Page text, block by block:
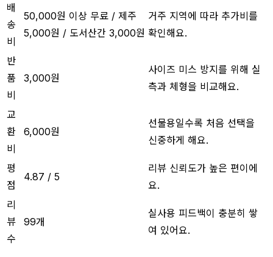
배
송
비
50,000원 이상 무료 / 제주
5,000원 / 도서산간 3,000원
거주 지역에 따라 추가비를
확인해요.
반
품
비
3,000원
사이즈 미스 방지를 위해 실
측과 체형을 비교해요.
교
환
비
6,000원
선물용일수록 처음 선택을
신중하게 해요.
평
점
4.87 / 5
리뷰 신뢰도가 높은 편이에
요.
리
뷰
수
99개
실사용 피드백이 충분히 쌓
여 있어요.